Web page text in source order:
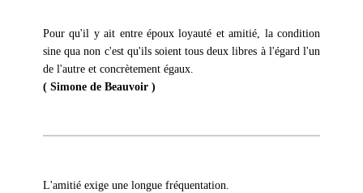
Pour qu'il y ait entre époux loyauté et amitié, la condition
sine qua non c'est qu'ils soient tous deux libres à l'égard l'un
de l'autre et concrètement égaux.
( Simone de Beauvoir )
L'amitié exige une longue fréquentation.